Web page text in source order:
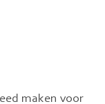
maken voor